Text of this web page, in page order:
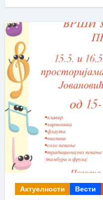
Актуелности Вести